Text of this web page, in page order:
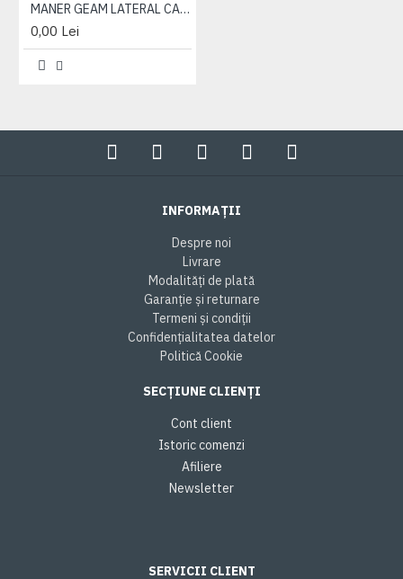
MANER GEAM LATERAL CABINA ANSAMBLU
0,00 Lei
INFORMAȚII
Despre noi
Livrare
Modalități de plată
Garanție și returnare
Termeni și condiții
Confidențialitatea datelor
Politică Cookie
SECȚIUNE CLIENȚI
Cont client
Istoric comenzi
Afiliere
Newsletter
SERVICII CLIENT